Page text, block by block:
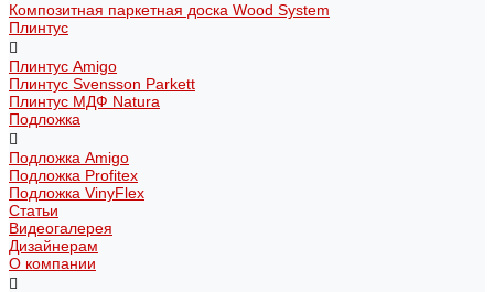
Композитная паркетная доска Wood System
Плинтус
Плинтус Amigo
Плинтус Svensson Parkett
Плинтус МДФ Natura
Подложка
Подложка Amigo
Подложка Profitex
Подложка VinyFlex
Статьи
Видеогалерея
Дизайнерам
О компании